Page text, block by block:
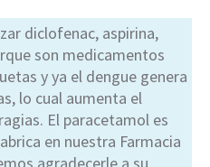
diclofenac, aspirina,
son medicamentos
y ya el dengue genera
lo cual aumenta el
El paracetamol es
en nuestra Farmacia
agradecerle a su